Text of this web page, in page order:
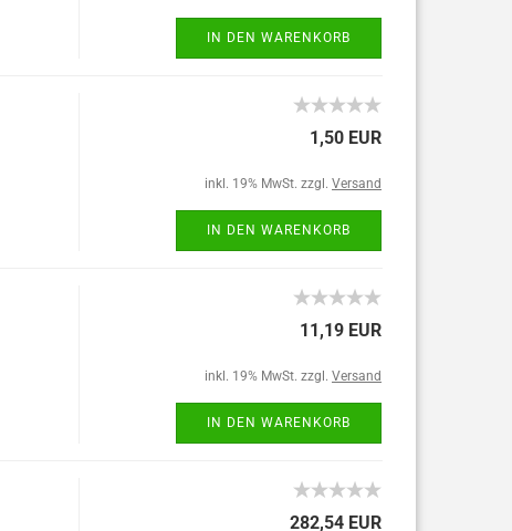
IN DEN WARENKORB
1,50 EUR
inkl. 19% MwSt. zzgl. Versand
IN DEN WARENKORB
11,19 EUR
inkl. 19% MwSt. zzgl. Versand
IN DEN WARENKORB
282,54 EUR